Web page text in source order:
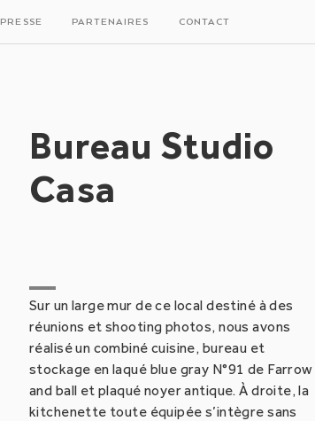
PRESSE PARTENAIRES CONTACT
Bureau Studio
Casa
Sur un large mur de ce local destiné à des
réunions et shooting photos, nous avons
réalisé un combiné cuisine, bureau et
stockage en laqué blue gray N°91 de Farrow
and ball et plaqué noyer antique. À droite, la
kitchenette toute équipée s’intègre sans